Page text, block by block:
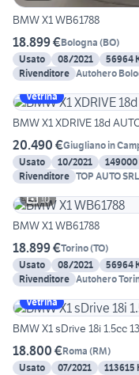
BMW X1 WB61788
18.899 €Bologna (BO)
Usato
08/2021 56964
Rivenditore Autohero
Vetrina
BMW X1 XDRIVE 18d
20.490 €Giugliano in
Usato
10/2021 149000
Rivenditore TOP AUTO SRL
10
BMW X1 WB61788
18.899 €Torino(TO)
Usato
08/2021 56964
Rivenditore Autohero
Vetrina
BMW X1 sDrive 18i 1.5cc
18.800 €Roma (RM)
Usato
07/2021 113615